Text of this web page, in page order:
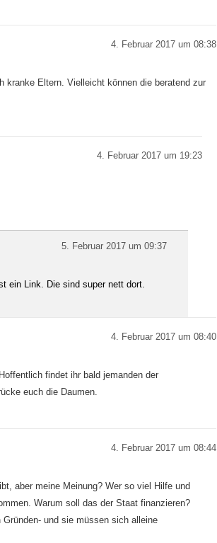
4. Februar 2017 um 08:38
kranke Eltern. Vielleicht können die beratend zur
4. Februar 2017 um 19:23
5. Februar 2017 um 09:37
ein Link. Die sind super nett dort.
4. Februar 2017 um 08:40
findet ihr bald jemanden der
euch die Daumen.
4. Februar 2017 um 08:44
aber meine Meinung? Wer so viel Hilfe und
Warum soll das der Staat finanzieren?
und sie müssen sich alleine